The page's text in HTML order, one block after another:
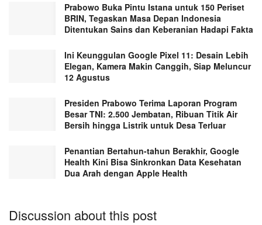
Prabowo Buka Pintu Istana untuk 150 Periset
BRIN, Tegaskan Masa Depan Indonesia
Ditentukan Sains dan Keberanian Hadapi Fakta
Ini Keunggulan Google Pixel 11: Desain Lebih
Elegan, Kamera Makin Canggih, Siap Meluncur
12 Agustus
Presiden Prabowo Terima Laporan Program
Besar TNI: 2.500 Jembatan, Ribuan Titik Air
Bersih hingga Listrik untuk Desa Terluar
Penantian Bertahun-tahun Berakhir, Google
Health Kini Bisa Sinkronkan Data Kesehatan
Dua Arah dengan Apple Health
Discussion about this post